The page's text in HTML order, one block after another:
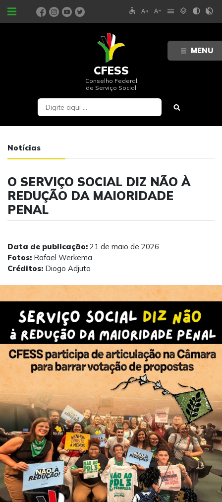
MENU
PORTAIS accessible text_increase text_decrease menu layers contrast contrast_rtl_off
CFESS
Conselho Federal
de Serviço Social
Notícias
O SERVIÇO SOCIAL DIZ NÃO À
REDUÇÃO DA MAIORIDADE
PENAL
Data de publicação: 21 de maio de 2026
Fotos: Rafael Werkema
Créditos: Diogo Adjuto